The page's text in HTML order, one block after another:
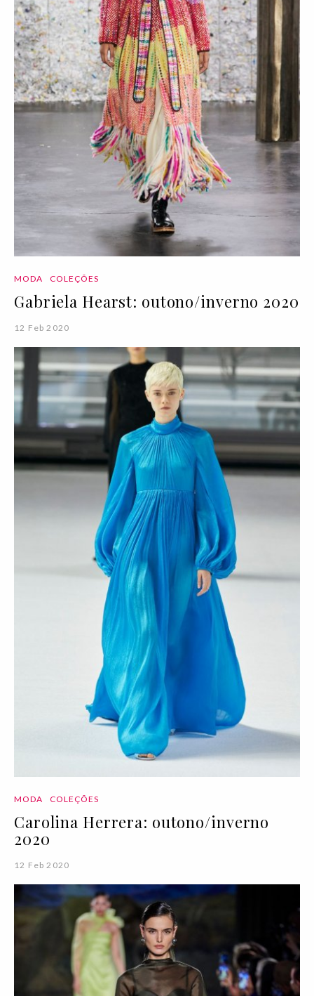
MODA COLEÇÕES
Gabriela Hearst: outono/inverno 2020
12 Feb 2020
MODA COLEÇÕES
Carolina Herrera: outono/inverno
2020
12 Feb 2020